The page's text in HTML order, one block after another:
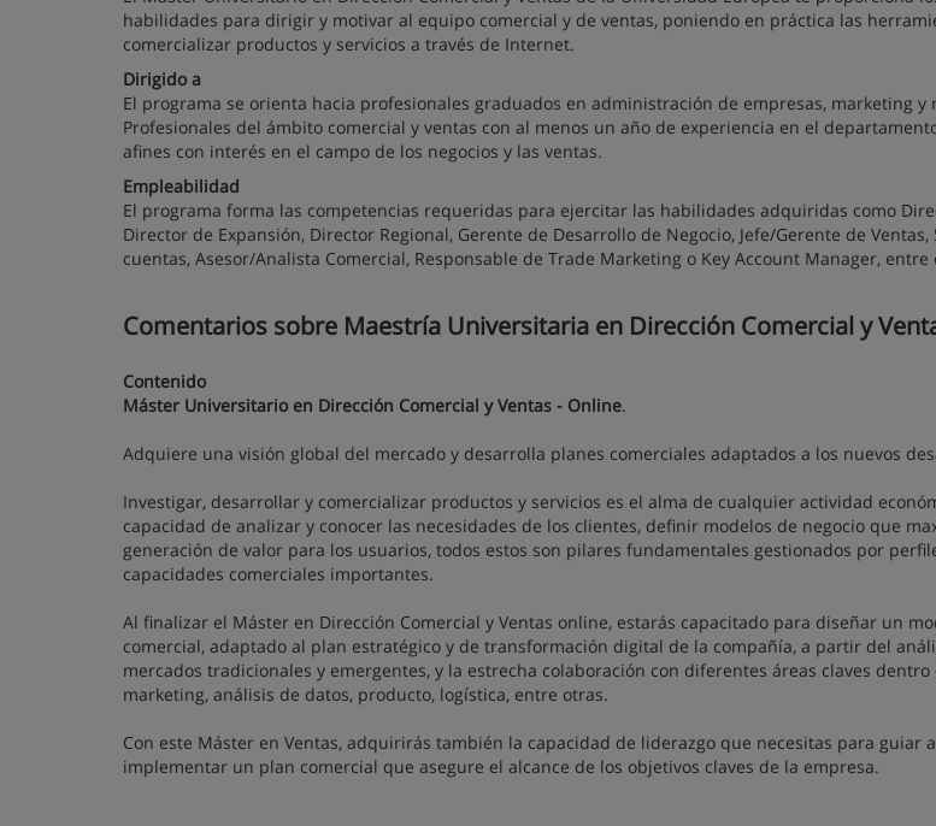
habilidades para dirigir y motivar al equipo comercial y de ventas, poniendo en práctica las
comercializar productos y servicios a través de Internet.
Dirigido a
El programa se orienta hacia profesionales graduados en administración de empresas, marketing y
Profesionales del ámbito comercial y ventas con al menos un año de experiencia en el
afines con interés en el campo de los negocios y las ventas.
Empleabilidad
El programa forma las competencias requeridas para ejercitar las habilidades adquiridas como
Director de Expansión, Director Regional, Gerente de Desarrollo de Negocio, Jefe/Gerente de
cuentas, Asesor/Analista Comercial, Responsable de Trade Marketing o Key Account Manager,
Comentarios sobre Maestría Universitaria en Dirección Comercial y
Contenido
Máster Universitario en Dirección Comercial y Ventas - Online.
Adquiere una visión global del mercado y desarrolla planes comerciales adaptados a los nuevos
Investigar, desarrollar y comercializar productos y servicios es el alma de cualquier actividad
capacidad de analizar y conocer las necesidades de los clientes, definir modelos de negocio que
generación de valor para los usuarios, todos estos son pilares fundamentales gestionados por
capacidades comerciales importantes.
Al finalizar el Máster en Dirección Comercial y Ventas online, estarás capacitado para diseñar un
comercial, adaptado al plan estratégico y de transformación digital de la compañía, a partir del
mercados tradicionales y emergentes, y la estrecha colaboración con diferentes áreas claves
marketing, análisis de datos, producto, logística, entre otras.
Con este Máster en Ventas, adquirirás también la capacidad de liderazgo que necesitas para guiar
implementar un plan comercial que asegure el alcance de los objetivos claves de la empresa.